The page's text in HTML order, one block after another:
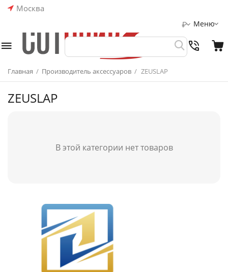
Москва
Меню
₽
Главная / Производитель аксессуаров / ZEUSLAP
ZEUSLAP
В этой категории нет товаров